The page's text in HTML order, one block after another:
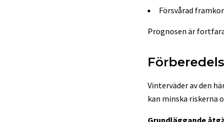
Försvårad
Prognosen är
Vinterväder av den
kan minska riskerna